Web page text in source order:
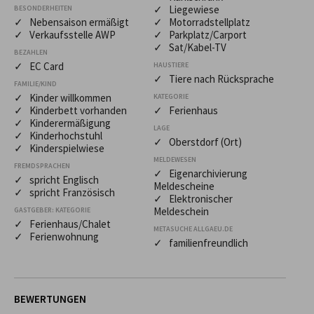
BESONDERHEITEN
✓ Nebensaison ermäßigt
✓ Verkaufsstelle AWP
BEZAHLEN
✓ EC Card
FAMILIE/KIND
✓ Kinder willkommen
✓ Kinderbett vorhanden
✓ Kinderermäßigung
✓ Kinderhochstuhl
✓ Kinderspielwiese
FREMDSPRACHEN
✓ spricht Englisch
✓ spricht Französisch
GASTGEBER: KATEGORIE
✓ Ferienhaus/Chalet
✓ Ferienwohnung
✓ Liegewiese
✓ Motorradstellplatz
✓ Parkplatz/Carport
✓ Sat/Kabel-TV
HAUSTIERE
✓ Tiere nach Rücksprache
KATEGORIE
✓ Ferienhaus
LAGE
✓ Oberstdorf (Ort)
MELDEWESEN
✓ Eigenarchivierung
Meldescheine
✓ Elektronischer
Meldeschein
METASUCHE ALLGAEU.DE
✓ familienfreundlich
BEWERTUNGEN